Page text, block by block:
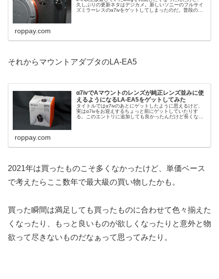
久しぶりの更新ネタはデジカメ。新しいソニーのフルサイ
ズミラーレスのα7ivをゲットしてしまったのだ。普段の撮
roppay.com
それからマウントアダプタのLA-EA5
α7ivでAマウントのレンズが純正レンズ並みに使
えるようになるLA-EA5をゲットしてみた
タイトルではα7ivのあとにゲットしたように思えるけど、
実はα7ivをお迎えするちょっと前にゲットしていたりす
る。このエントリに追加しても良かったんだけど長くなり
roppay.com
2021年は買ったものこそ多くなかったけど、単価ベース
で考えたらここ数年で最大級の買い物したかも。
買った瞬間は満足しても買ったものに合わせて色々揃えた
くなったり、もっと良いものが欲しくなったりと意外と物
欲って尽きないものだなぁって思ってみたり。